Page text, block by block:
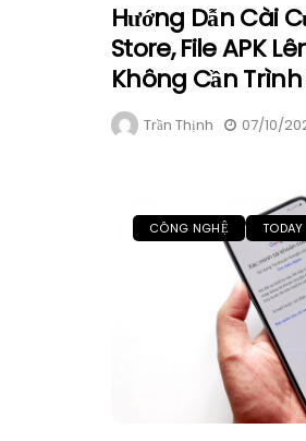
Hướng Dẫn Cài
Store, File APK
Không Cần Trình
Trần Thịnh 07/10/
CÔNG NGHỆ TODAY